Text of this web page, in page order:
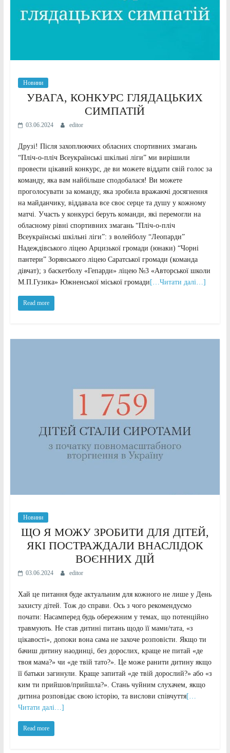
Новини
УВАГА, КОНКУРС ГЛЯДАЦЬКИХ
СИМПАТІЙ
03.06.2024 editor
Друзі! Після захоплюючих обласних спортивних змагань
“Пліч-о-пліч Всеукраїнські шкільні ліги” ми вирішили
провести цікавий конкурс, де ви можете віддати свій голос за
команду, яка вам найбільше сподобалася! Ви можете
проголосувати за команду, яка зробила вражаючі досягнення
на майданчику, віддавала все своє серце та душу у кожному
матчі. Участь у конкурсі беруть команди, які перемогли на
обласному рівні спортивних змагань “Пліч-о-пліч
Всеукраїнські шкільні ліги”: з волейболу “Леопарди”
Надеждівського ліцею Арцизької громади (юнаки) “Чорні
пантери” Зорянського ліцею Саратської громади (команда
дівчат); з баскетболу «Гепарди» ліцею №3 «Авторської школи
М.П.Гузика» Южненської міської громади […Читати далі…]
Read more
Новини
ЩО Я МОЖУ ЗРОБИТИ ДЛЯ ДІТЕЙ,
ЯКІ ПОСТРАЖДАЛИ ВНАСЛІДОК
ВОЄННИХ ДІЙ
03.06.2024 editor
Хай це питання буде актуальним для кожного не лише у День
захисту дітей. Тож до справи. Ось з чого рекомендуємо
почати: Насамперед будь обережним у темах, що потенційно
травмують. Не став дитині питань щодо її мами/тата, «з
цікавості», допоки вона сама не захоче розповісти. Якщо ти
бачиш дитину наодинці, без дорослих, краще не питай «де
твоя мама?» чи «де твій тато?». Це може ранити дитину якщо
її батьки загинули. Краще запитай «де твій дорослий?» або «з
ким ти прийшов/прийшла?». Стань чуйним слухачем, якщо
дитина розповідає свою історію, та вислови співчуття[…
Читати далі…]
Read more